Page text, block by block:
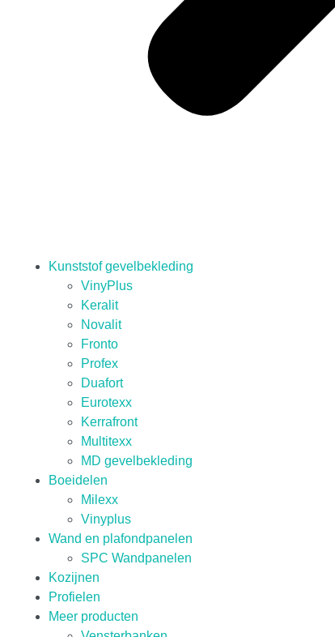
Kunststof gevelbekleding
VinyPlus
Keralit
Novalit
Fronto
Profex
Duafort
Eurotexx
Kerrafront
Multitexx
MD gevelbekleding
Boeidelen
Milexx
Vinyplus
Wand en plafondpanelen
SPC Wandpanelen
Kozijnen
Profielen
Meer producten